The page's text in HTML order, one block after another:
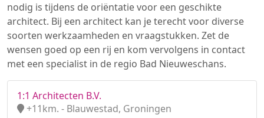
nodig is tijdens de oriëntatie voor een geschikte
architect. Bij een architect kan je terecht voor diverse
soorten werkzaamheden en vraagstukken. Zet de
wensen goed op een rij en kom vervolgens in contact
met een specialist in de regio Bad Nieuweschans.
1:1 Architecten B.V.
+11km. - Blauwestad, Groningen